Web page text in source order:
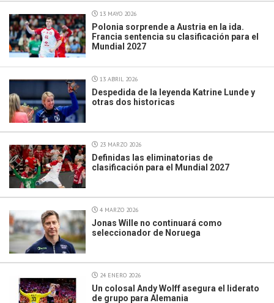
13 MAYO 2026
Polonia sorprende a Austria en la ida.
Francia sentencia su clasificación para el
Mundial 2027
13 ABRIL 2026
Despedida de la leyenda Katrine Lunde y
otras dos historicas
23 MARZO 2026
Definidas las eliminatorias de
clasificación para el Mundial 2027
4 MARZO 2026
Jonas Wille no continuará como
seleccionador de Noruega
24 ENERO 2026
Un colosal Andy Wolff asegura el liderato
de grupo para Alemania